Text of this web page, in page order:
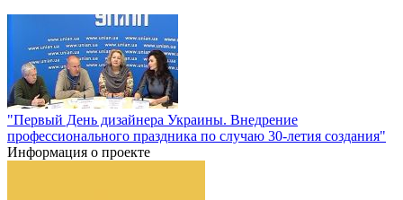
"Первый День дизайнера Украины. Внедрение
профессионального праздника по случаю 30-летия создания"
Информация о проекте